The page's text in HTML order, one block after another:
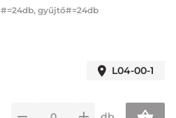
#=24db, gyűjtő#=24db
L04-00-1